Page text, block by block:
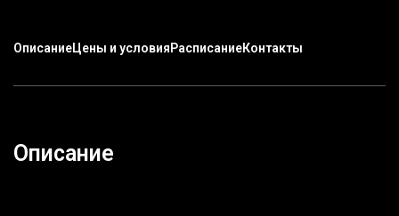
ОписаниеЦены и условияРасписаниеКонтакты
Описание